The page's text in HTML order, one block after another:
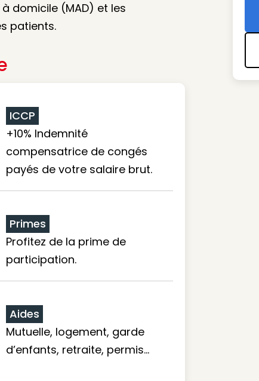
domicile (MAD) et les
patients.
ICCP
+10% Indemnité
compensatrice de congés
payés de votre salaire brut.
Primes
Profitez de la prime de
participation.
Aides
Mutuelle, logement, garde
d’enfants, retraite, permis…